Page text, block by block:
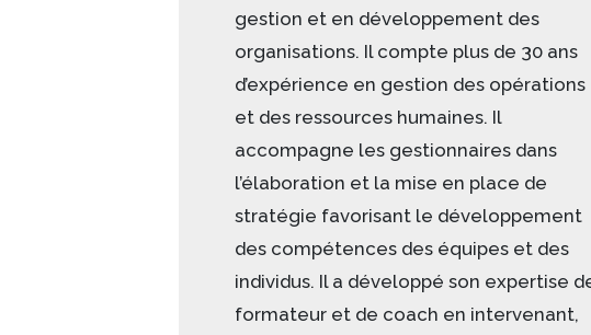
gestion et en développement des
organisations. Il compte plus de 30 ans
d’expérience en gestion des opérations
et des ressources humaines. Il
accompagne les gestionnaires dans
l’élaboration et la mise en place de
stratégie favorisant le développement
des compétences des équipes et des
individus. Il a développé son expertise
formateur et de coach en intervenant,